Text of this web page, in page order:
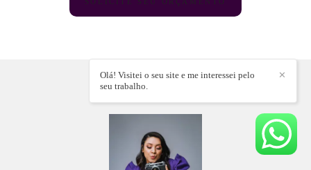
✕
Olá! Visitei o seu site e me interessei pelo
seu trabalho.